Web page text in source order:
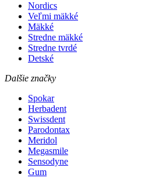
Nordics
Veľmi mäkké
Mäkké
Stredne mäkké
Stredne tvrdé
Detské
Dalšie značky
Spokar
Herbadent
Swissdent
Parodontax
Meridol
Megasmile
Sensodyne
Gum